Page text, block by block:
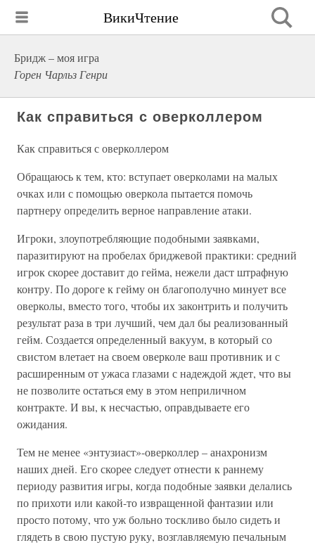
ВикиЧтение
Бридж – моя игра
Горен Чарльз Генри
Как справиться с оверколлером
Как справиться с оверколлером
Обращаюсь к тем, кто: вступает оверколами на малых
очках или с помощью оверкола пытается помочь
партнеру определить верное направление атаки.
Игроки, злоупотребляющие подобными заявками,
паразитируют на пробелах бриджевой практики: средний
игрок скорее доставит до гейма, нежели даст штрафную
контру. По дороге к гейму он благополучно минует все
оверколы, вместо того, чтобы их законтрить и получить
результат раза в три лучший, чем дал бы реализованный
гейм. Создается определенный вакуум, в который со
свистом влетает на своем оверколе ваш противник и с
расширенным от ужаса глазами с надеждой ждет, что вы
не позволите остаться ему в этом неприличном
контракте. И вы, к несчастью, оправдываете его
ожидания.
Тем не менее «энтузиаст»-оверколлер – анахронизм
наших дней. Его скорее следует отнести к раннему
периоду развития игры, когда подобные заявки делались
по прихоти или какой-то извращенной фантазии или
просто потому, что уж больно тоскливо было сидеть и
глядеть в свою пустую руку, возглавляемую печальным